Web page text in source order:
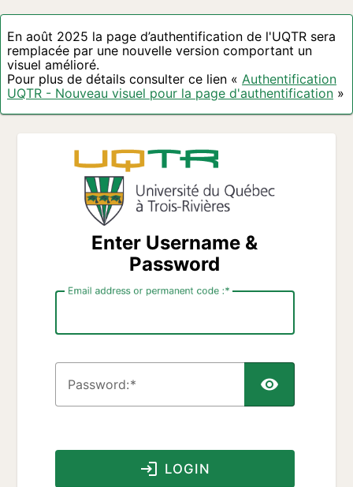
En août 2025 la page d’authentification de l'UQTR sera
remplacée par une nouvelle version comportant un
visuel amélioré.
Pour plus de détails consulter ce lien « Authentification
UQTR - Nouveau visuel pour la page d'authentification »
Enter Username &
Password
Email address or permanent code :
Password:
LOGIN